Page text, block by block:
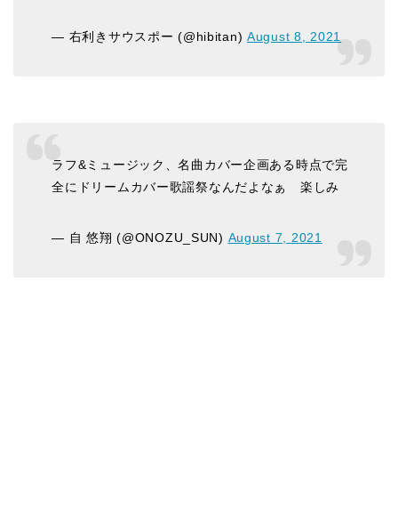
— 右利きサウスポー (@hibitan)August 8, 2021
ラフ&ミュージック、名曲カバー企画ある時点で完
全にドリームカバー歌謡祭なんだよなぁ 楽しみ
— 自 悠翔 (@ONOZU_SUN) August 7, 2021